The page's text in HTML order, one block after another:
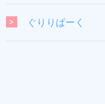
ぐりりぱーく